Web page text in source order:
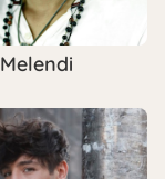
Melendi